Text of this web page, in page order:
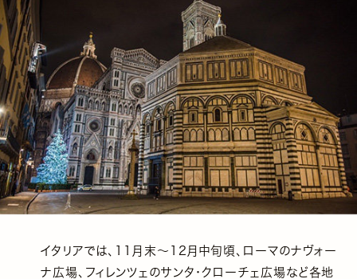
イタリアでは、11月末～12月中旬頃、ローマのナヴォー
ナ広場、フィレンツェのサンタ・クローチェ広場など各地